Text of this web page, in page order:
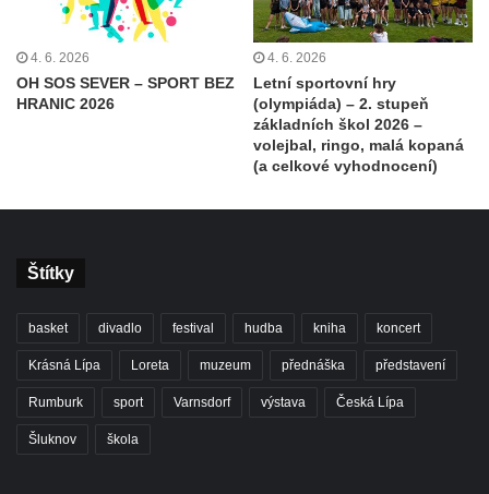
4. 6. 2026
OH SOS SEVER – SPORT BEZ
HRANIC 2026
4. 6. 2026
Letní sportovní hry
(olympiáda) – 2. stupeň
základních škol 2026 –
volejbal, ringo, malá kopaná
(a celkové vyhodnocení)
Štítky
basket divadlo festival hudba kniha koncert
Krásná Lípa Loreta muzeum přednáška představení
Rumburk sport Varnsdorf výstava Česká Lípa
Šluknov škola